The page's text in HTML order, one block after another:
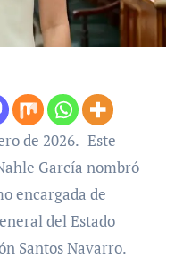
García nombró
encargada de
del Estado
Santos Navarro.